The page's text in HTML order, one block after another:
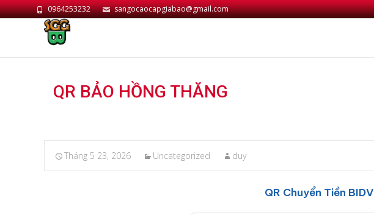
0964253232 sangocaocapgiabao@gmail.com
QR BẢO HỒNG THĂNG
Tháng 5 23, 2026 Uncategorized duy
QR Chuyển Tiền BIDV